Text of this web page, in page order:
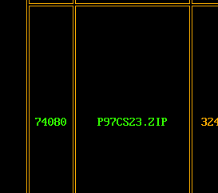
74080 P97CS23.ZIP